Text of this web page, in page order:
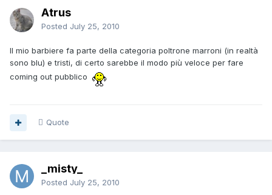
Atrus
Posted July 25, 2010
Il mio barbiere fa parte della categoria poltrone marroni (in realtà
sono blu) e tristi, di certo sarebbe il modo più veloce per fare
coming out pubblico
Quote
_misty_
Posted July 25, 2010